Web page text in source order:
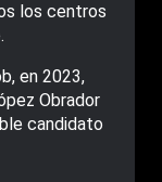
los centros
en 2023,
Obrador
candidato